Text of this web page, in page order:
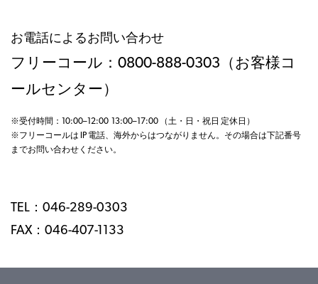
お電話によるお問い合わせ
フリーコール：0800-888-0303（お客様コ
ールセンター）
※受付時間：10:00–12:00 13:00–17:00 （土・日・祝日 定休日）
※フリーコールは IP 電話、海外からはつながりません。その場合は下記番号
までお問い合わせください。
TEL：046-289-0303
FAX：046-407-1133